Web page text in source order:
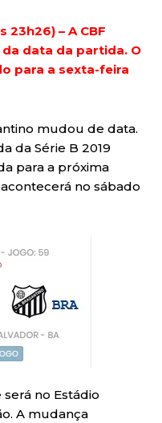
23h26) – A CBF
data da partida. O
para a sexta-feira
mudou de data.
da Série B 2019
para a próxima
acontecerá no sábado
no Estádio
A mudança